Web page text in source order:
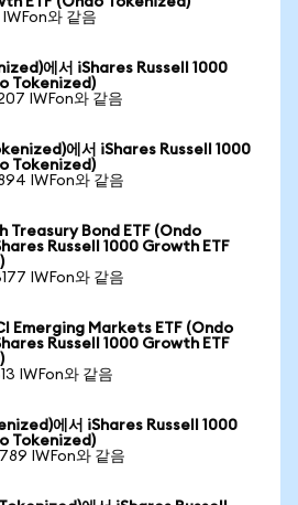
IWFon와 같음
에서 iShares Russell 1000
Tokenized)
IWFon와 같음
에서 iShares Russell 1000
Tokenized)
IWFon와 같음
Treasury Bond ETF (Ondo
Russell 1000 Growth ETF
IWFon와 같음
Emerging Markets ETF (Ondo
Russell 1000 Growth ETF
IWFon와 같음
에서 iShares Russell 1000
Tokenized)
IWFon와 같음